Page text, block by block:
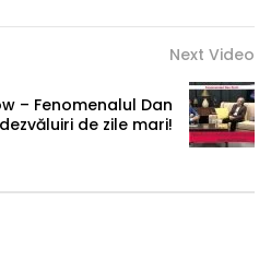
Next Video
– Fenomenalul Dan
de zile mari!